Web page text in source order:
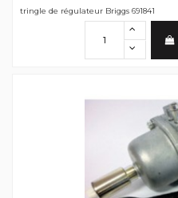
tringle de régulateur Briggs 691841